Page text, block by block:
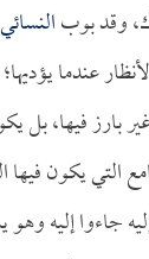
وقد بوبالنسائي
عندما
بارز فيها، بل
التي يكون
جاءوا إليه